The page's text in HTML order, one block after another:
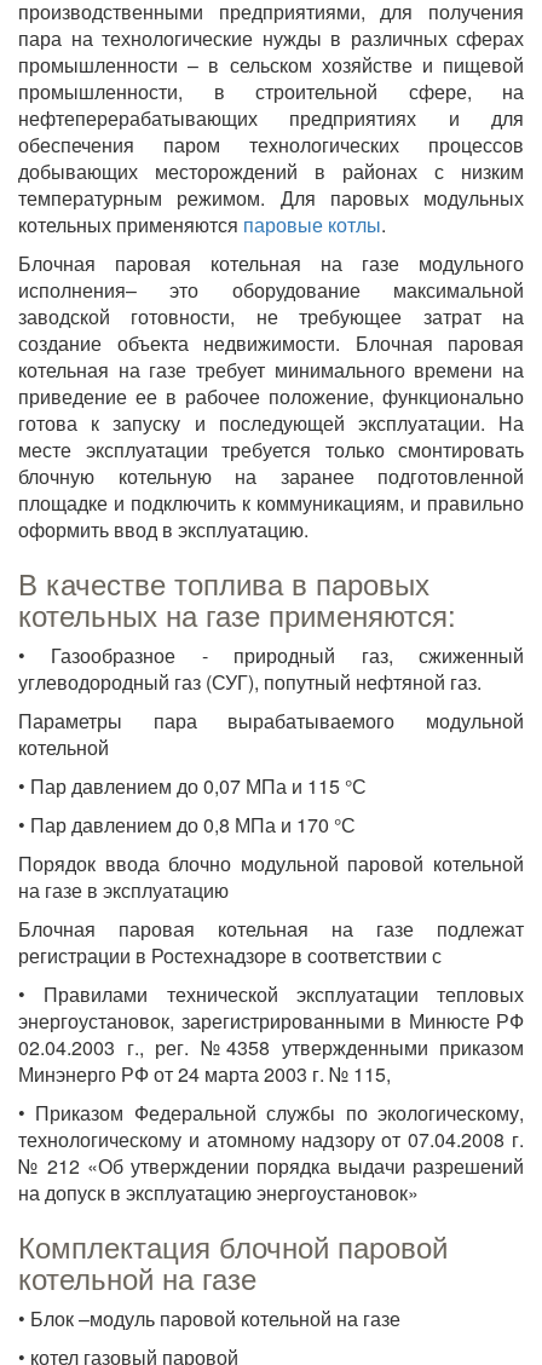
производственными предприятиями, для получения
пара на технологические нужды в различных сферах
промышленности – в сельском хозяйстве и пищевой
промышленности, в строительной сфере, на
нефтеперерабатывающих предприятиях и для
обеспечения паром технологических процессов
добывающих месторождений в районах с низким
температурным режимом. Для паровых модульных
котельных применяются паровые котлы.
Блочная паровая котельная на газе модульного
исполнения– это оборудование максимальной
заводской готовности, не требующее затрат на
создание объекта недвижимости. Блочная паровая
котельная на газе требует минимального времени на
приведение ее в рабочее положение, функционально
готова к запуску и последующей эксплуатации. На
месте эксплуатации требуется только смонтировать
блочную котельную на заранее подготовленной
площадке и подключить к коммуникациям, и правильно
оформить ввод в эксплуатацию.
В качестве топлива в паровых
котельных на газе применяются:
• Газообразное - природный газ, сжиженный
углеводородный газ (СУГ), попутный нефтяной газ.
Параметры пара вырабатываемого модульной
котельной
• Пар давлением до 0,07 МПа и 115 °С
• Пар давлением до 0,8 МПа и 170 °С
Порядок ввода блочно модульной паровой котельной
на газе в эксплуатацию
Блочная паровая котельная на газе подлежат
регистрации в Ростехнадзоре в соответствии с
• Правилами технической эксплуатации тепловых
энергоустановок, зарегистрированными в Минюсте РФ
02.04.2003 г., рег. №4358 утвержденными приказом
Минэнерго РФ от 24 марта 2003 г. № 115,
• Приказом Федеральной службы по экологическому,
технологическому и атомному надзору от 07.04.2008 г.
№ 212 «Об утверждении порядка выдачи разрешений
на допуск в эксплуатацию энергоустановок»
Комплектация блочной паровой
котельной на газе
• Блок –модуль паровой котельной на газе
• котел газовый паровой